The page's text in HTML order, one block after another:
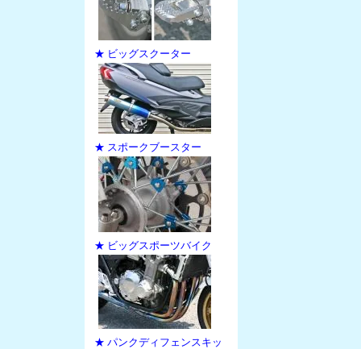
★ ビッグスクーター
★ スポークブースター
★ ビッグスポーツバイク
★ パンクディフェンスキッ